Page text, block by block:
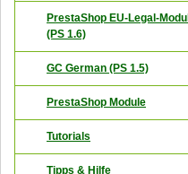
PrestaShop EU-Legal-Modul
(PS 1.6)
GC German (PS 1.5)
PrestaShop Module
Tutorials
Tipps & Hilfe